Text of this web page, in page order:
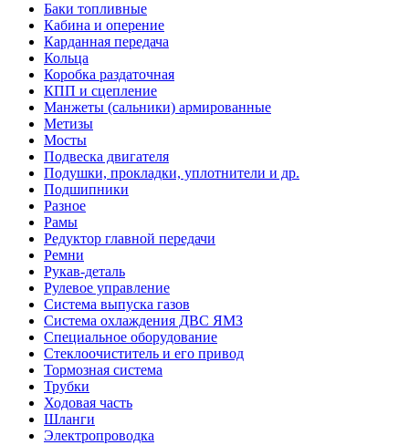
Баки топливные
Кабина и оперение
Карданная передача
Кольца
Коробка раздаточная
КПП и сцепление
Манжеты (сальники) армированные
Метизы
Мосты
Подвеска двигателя
Подушки, прокладки, уплотнители и др.
Подшипники
Разное
Рамы
Редуктор главной передачи
Ремни
Рукав-деталь
Рулевое управление
Система выпуска газов
Система охлаждения ДВС ЯМЗ
Специальное оборудование
Стеклоочиститель и его привод
Тормозная система
Трубки
Ходовая часть
Шланги
Электропроводка